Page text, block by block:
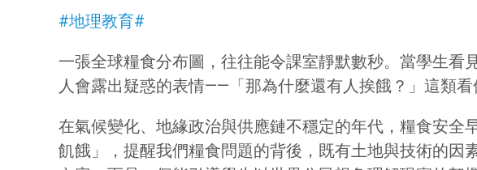
#地理教育#
一張全球糧食分布圖，往往能令課室靜默數秒。當學生
人會露出疑惑的表情——「那為什麼還有人挨餓？」這類看
在氣候變化、地緣政治與供應鏈不穩定的年代，糧食安全
飢餓」，提醒我們糧食問題的背後，既有土地與技術的